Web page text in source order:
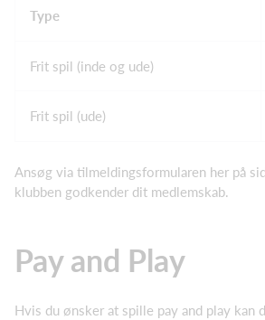
Type
Frit spil (inde og ude)
Frit spil (ude)
Ansøg via tilmeldingsformularen her på
klubben godkender dit medlemskab.
Pay and Play
Hvis du ønsker at spille pay and play kan